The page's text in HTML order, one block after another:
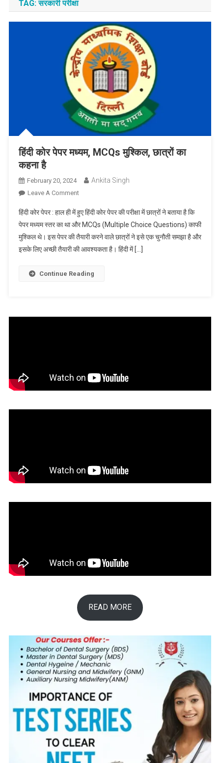
TAG:सरकारी परीक्षा
हिंदी कोर पेपर मध्यम, MCQs मुश्किल, छात्रों का
कहना है
February 20, 2024 Ankita Singh
Leave A CommentOn
कोर
पेपर
मध्यम,
MCQs
छात्रों
हिंदी कोर पेपर : हाल ही में हुए हिंदी कोर पेपर की परीक्षा में छात्रों ने बताया है कि
पेपर मध्यम स्तर का था और MCQs (Multiple Choice Questions) काफी
मुश्किल थे। इस पेपर की तैयारी करने वाले छात्रों ने इसे एक चुनौती समझा है और
इसके लिए अच्छी तैयारी की आवश्यकता है। हिंदी में […]
Continue Reading
READ MORE